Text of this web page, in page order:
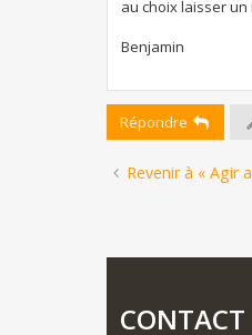
au choix laisser un
Benjamin
Répondre
Revenir à « Agir
CONTACT